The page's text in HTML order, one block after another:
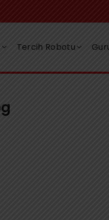
Tercih Robotu